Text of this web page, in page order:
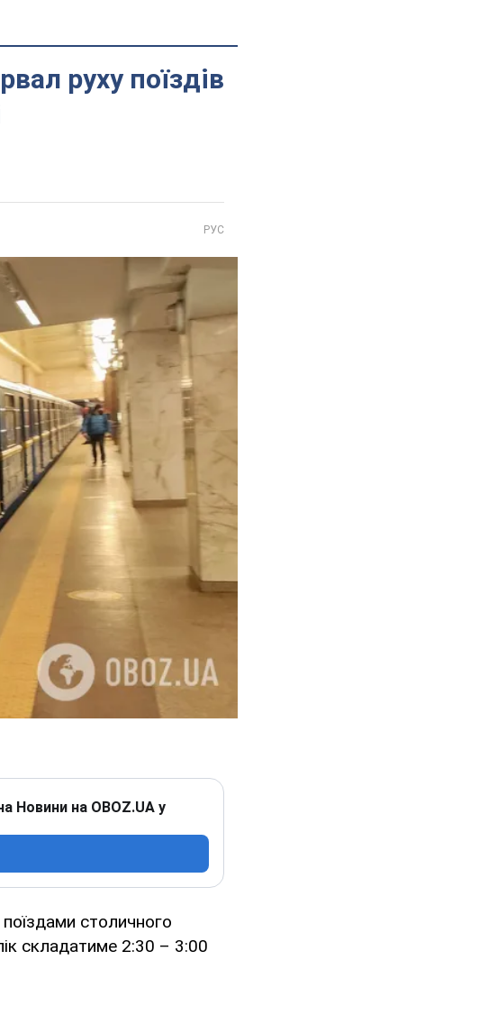
руху поїздів
РУС
Новини на OBOZ.UA у
столичного
складатиме 2:30 – 3:00